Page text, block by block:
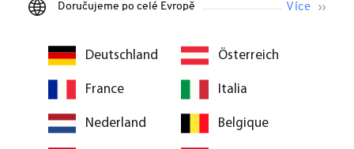
Doručujeme po celé Evropě
Deutschland Österreich
France Italia
Nederland Belgique